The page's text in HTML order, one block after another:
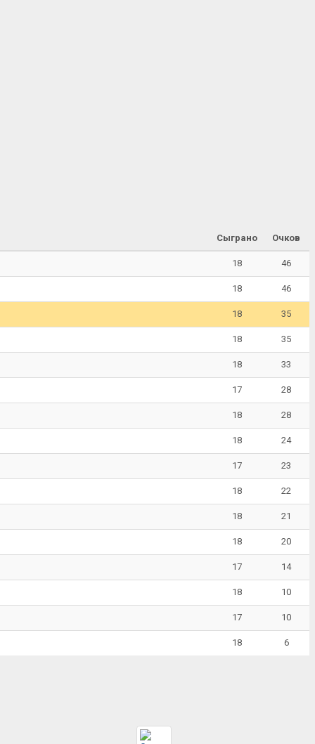
Сыграно Очков
18 46
18 46
18 35
18 35
18 33
17 28
18 28
18 24
17 23
18 22
18 21
18 20
17 14
18 10
17 10
18 6